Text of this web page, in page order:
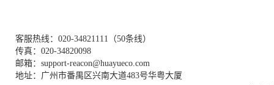
客服热线：020-34821111（50条线）
传真：020-34820098
邮箱：support-reacon@huayueco.com
地址：广州市番禺区兴南大道483号华粤大厦